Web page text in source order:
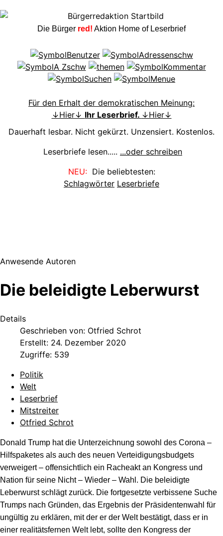
Die Bürger red! Aktion Home of Leserbrief
Für den Erhalt der demokratischen Meinung:
↓Hier↓ Ihr Leserbrief. ↓Hier↓
Dauerhaft lesbar. Nicht gekürzt. Unzensiert. Kostenlos.
Leserbriefe lesen..... ...oder schreiben
NEU:Die beliebtesten:
Schlagwörter Leserbriefe
Anwesende Autoren
Die beleidigte Leberwurst
Details
Geschrieben von: Otfried Schrot
Erstellt: 24. Dezember 2020
Zugriffe: 539
Politik
Welt
Leserbrief
Mitstreiter
Otfried Schrot
Donald Trump hat die Unterzeichnung sowohl des Corona –
Hilfspaketes als auch des neuen Verteidigungsbudgets
verweigert – offensichtlich ein Racheakt an Kongress und
Nation für seine Nicht – Wieder – Wahl. Die beleidigte
Leberwurst schlägt zurück. Die fortgesetzte verbissene Suche
Trumps nach Gründen, das Ergebnis der Präsidentenwahl für
ungültig zu erklären, mit der er der Welt bestätigt, dass er in
einer realitätsfernen Welt lebt, sollte den Kongress der